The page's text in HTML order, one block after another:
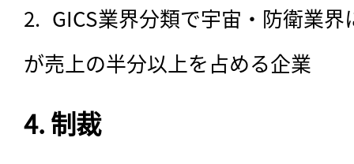
GICS業界分類で宇宙・防衛業
が売上の半分以上を占める企業
4. 制裁